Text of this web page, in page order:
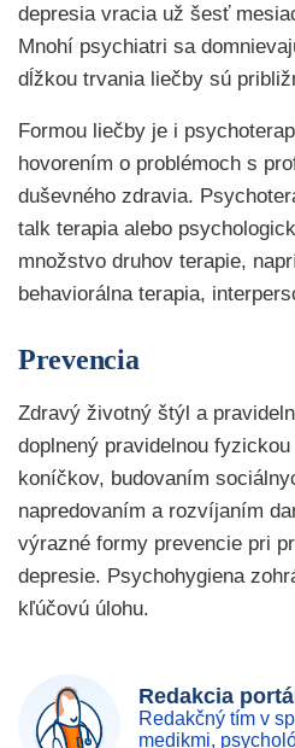
depresia vracia už šesť
Mnohí psychiatri sa
dĺžkou trvania liečby sú
Formou liečby je i
hovorením o problémoch s
duševného zdravia.
talk terapia alebo
množstvo druhov terapie,
behaviorálna terapia,
Prevencia
Zdravý životný štýl a
doplnený pravidelnou
koníčkov, budovaním
napredovaním a rozvíjaním
výrazné formy prevencie pri
depresie. Psychohygiena
kľúčovú úlohu.
Redakcia
Redakčný tím v
medikmi,